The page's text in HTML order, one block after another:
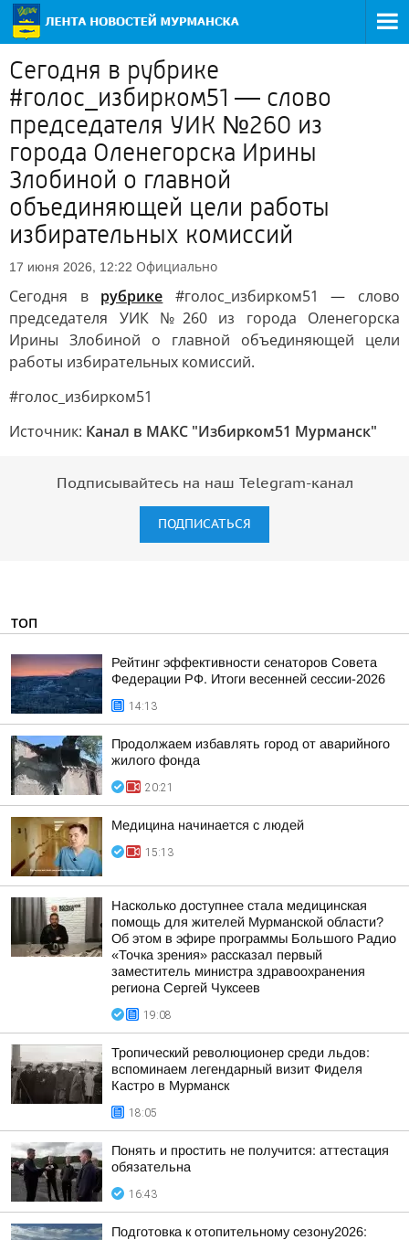
Сегодня в рубрике
#голос_избирком51 — слово
председателя УИК №260 из
города Оленегорска Ирины
Злобиной о главной
объединяющей цели работы
избирательных комиссий
17 июня 2026, 12:22 Официально
Сегодня в рубрике #голос_избирком51 — слово
председателя УИК №260 из города Оленегорска
Ирины Злобиной о главной объединяющей цели
работы избирательных комиссий.
#голос_избирком51
Источник: Канал в МАКС "Избирком51 Мурманск"
Подписывайтесь на наш Telegram-канал
ПОДПИСАТЬСЯ
ТОП
Рейтинг эффективности сенаторов Совета
Федерации РФ. Итоги весенней сессии-2026
14:13
Продолжаем избавлять город от аварийного
жилого фонда
20:21
Медицина начинается с людей
15:13
Насколько доступнее стала медицинская
помощь для жителей Мурманской области?
Об этом в эфире программы Большого Радио
«Точка зрения» рассказал первый
заместитель министра здравоохранения
региона Сергей Чуксеев
19:08
Тропический революционер среди льдов:
вспоминаем легендарный визит Фиделя
Кастро в Мурманск
18:05
Понять и простить не получится: аттестация
обязательна
16:43
Подготовка к отопительному сезону2026: